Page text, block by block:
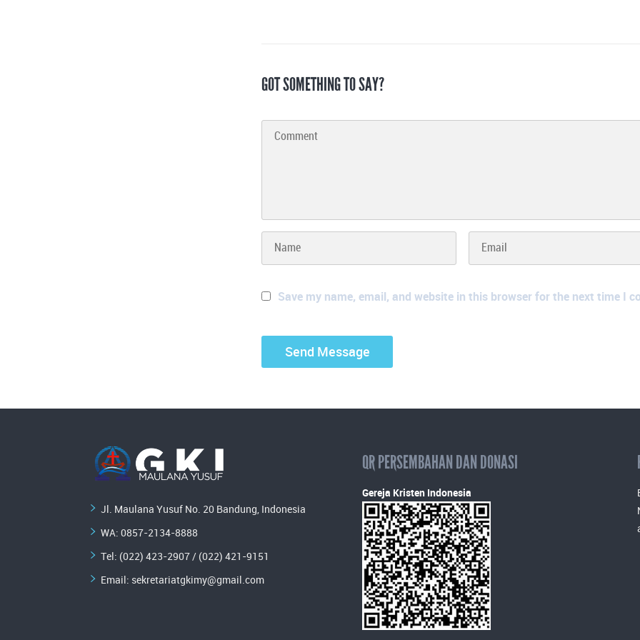
GOT SOMETHING TO SAY?
Save my name, email, and website in this browser for the next time I
Jl. Maulana Yusuf No. 20 Bandung, Indonesia
WA: 0857-2134-8888
Tel: (022) 423-2907 / (022) 421-9151
Email: sekretariatgkimy@gmail.com
QR PERSEMBAHAN DAN DONASI
Gereja Kristen Indonesia